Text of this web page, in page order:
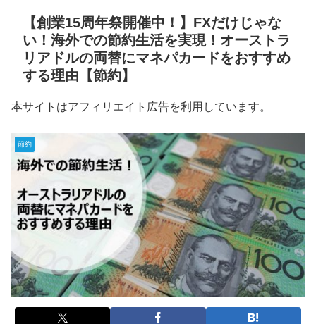
【創業15周年祭開催中！】FXだけじゃな
い！海外での節約生活を実現！オーストラ
リアドルの両替にマネパカードをおすすめ
する理由【節約】
本サイトはアフィリエイト広告を利用しています。
節約